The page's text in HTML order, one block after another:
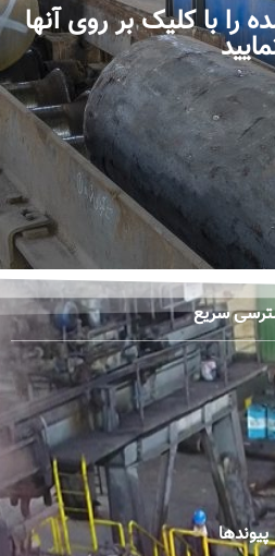
را با کلیک بر روی آنها
سریع
پیوندها